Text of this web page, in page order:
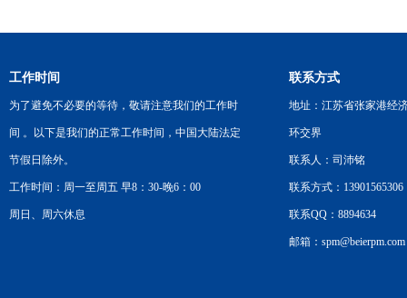
工作时间
为了避免不必要的等待，敬请注意我们的工作时
间 。以下是我们的正常工作时间，中国大陆法定
节假日除外。
工作时间：周一至周五 早8：30-晚6：00
周日、周六休息
联系方式
地址：江苏省张家港经
环交界
联系人：司沛铭
联系方式：13901565306
联系QQ：8894634
邮箱：spm@beierpm.com